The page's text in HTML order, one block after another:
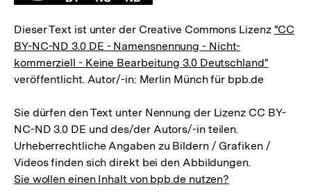
Dieser Text ist unter der Creative Commons Lizenz "CC
BY-NC-ND 3.0 DE - Namensnennung - Nicht-
kommerziell - Keine Bearbeitung 3.0 Deutschland"
veröffentlicht. Autor/-in: Merlin Münch für bpb.de
Sie dürfen den Text unter Nennung der Lizenz CC BY-
NC-ND 3.0 DE und des/der Autors/-in teilen.
Urheberrechtliche Angaben zu Bildern / Grafiken /
Videos finden sich direkt bei den Abbildungen.
Sie wollen einen Inhalt von bpb.de nutzen?